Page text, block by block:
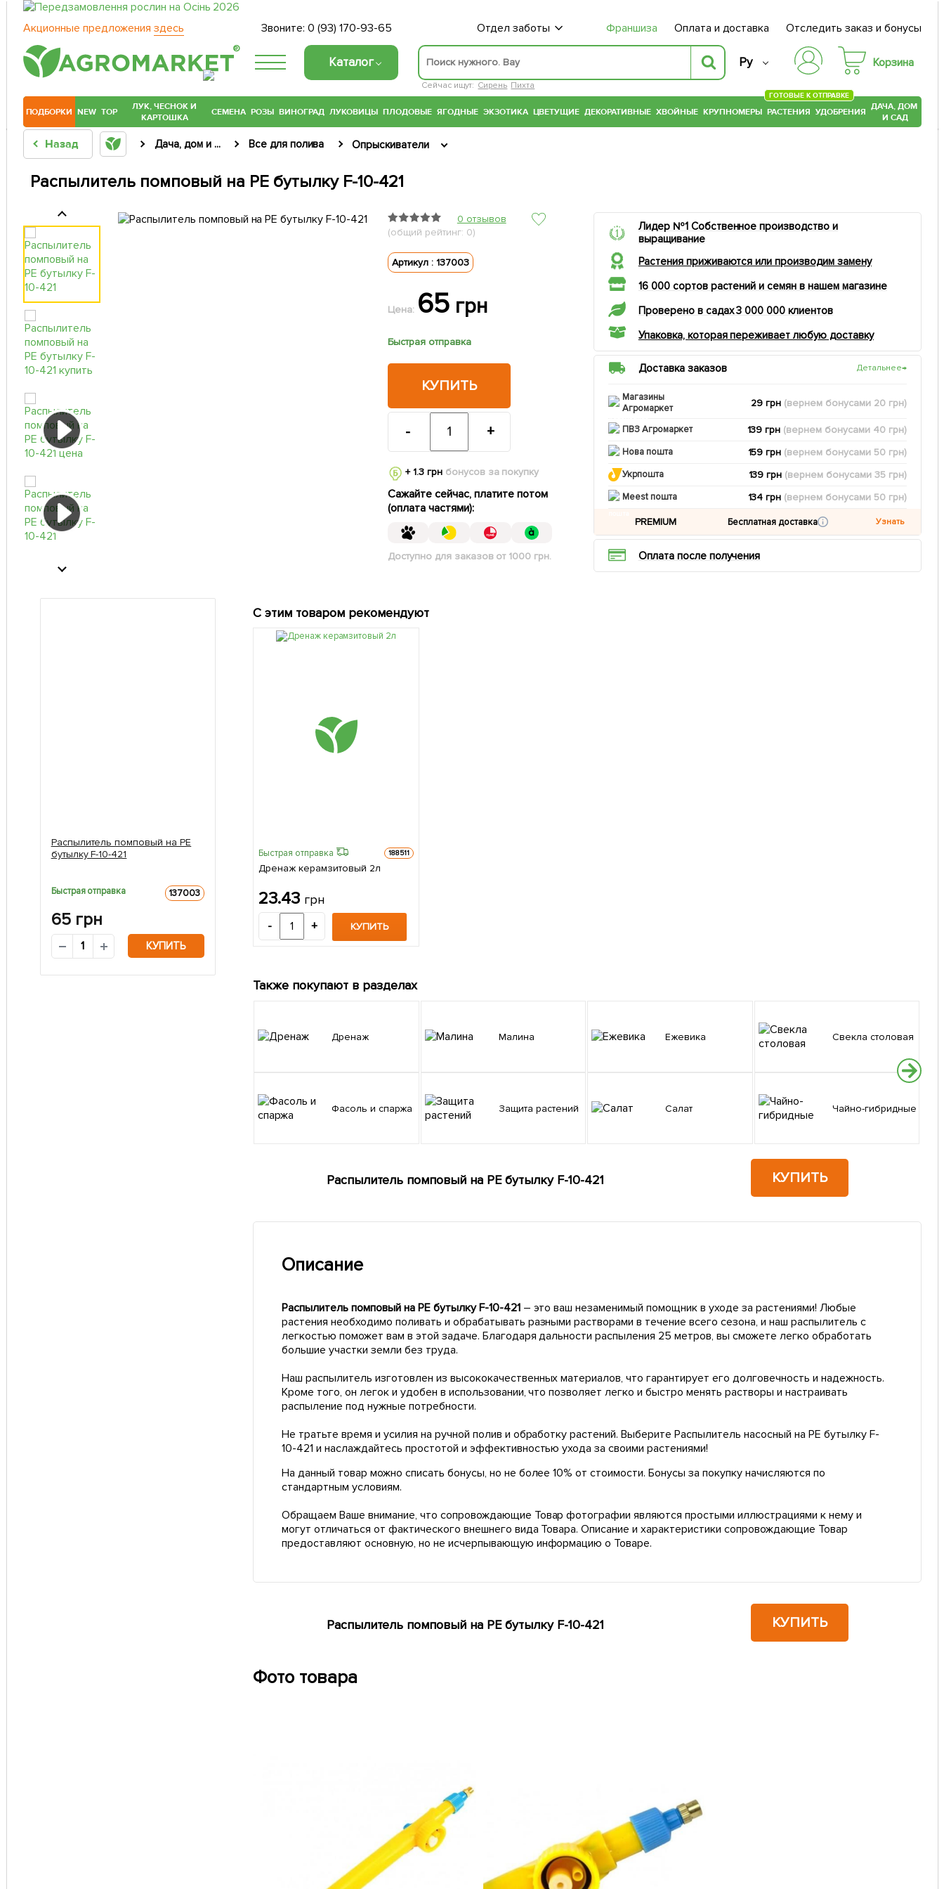
Акционные предложения здесь Звоните:0 (93) 170-93-65 Отдел заботы Франшиза Оплата и доставка Отследить заказ и бонусы
®
Каталог
Сейчас ищут: Сирень Пихта
Ру Корзина
ПОДБОРКИ NEW TOP
ЛУК, ЧЕСНОК И
КАРТОШКА
СЕМЕНА РОЗЫ ВИНОГРАД ЛУКОВИЦЫ ПЛОДОВЫЕ ЯГОДНЫЕ ЭКЗОТИКА ЦВЕТУЩИЕ ДЕКОРАТИВНЫЕ ХВОЙНЫЕ КРУПНОМЕРЫ РАСТЕНИЯ
ГОТОВЫЕ К ОТПРАВКЕ
УДОБРЕНИЯ ДАЧА, ДОМ
И САД
Назад Дача, дом и ... Все для полива Опрыскиватели
Распылитель помповый на PE бутылку F-10-421
0 отзывов
(общий рейтинг: 0)
Артикул : 137003
Цена: 65 грн
Быстрая отправка
КУПИТЬ
- +
+ 1.3 грнбонусов за покупку
Сажайте сейчас, платите потом
(оплата частями):
Доступно для заказов от 1000 грн.
Лидер №1 Собственное производство и
выращивание
Растения приживаются или производим замену
16 000 сортов растений и семян в нашем магазине
Проверено в садах 3 000 000 клиентов
Упаковка, которая переживает любую доставку
Доставка заказов Детальнее→
Магазины
Агромаркет
29 грн (вернем бонусами 20 грн)
ПВЗ Агромаркет 139 грн (вернем бонусами 40 грн)
Нова пошта 159 грн (вернем бонусами 50 грн)
Укрпошта 139 грн (вернем бонусами35 грн)
Meest пошта 134 грн (вернем бонусами 50 грн)
PREMIUM Бесплатная доставка Узнать
Оплата после получения
Распылитель помповый на PE
бутылку F-10-421
Быстрая отправка 137003
65грн
КУПИТЬ
С этим товаром рекомендуют
Быстрая отправка 188511
Дренаж керамзитовый 2л
23.43 грн
- + КУПИТЬ
Также покупают в разделах
Дренаж
Фасоль и спаржа
Малина
Защита растений
Ежевика
Салат
Свекла столовая
Чайно-гибридные
Распылитель помповый на PE бутылку F-10-421 КУПИТЬ
Описание
Распылитель помповый на PE бутылку F-10-421– это ваш незаменимый помощник в уходе за растениями! Любые
растения необходимо поливать и обрабатывать разными растворами в течение всего сезона, и наш распылитель с
легкостью поможет вам в этой задаче. Благодаря дальности распыления 25 метров, вы сможете легко обработать
большие участки земли без труда.
Наш распылитель изготовлен из высококачественных материалов, что гарантирует его долговечность и надежность.
Кроме того, он легок и удобен в использовании, что позволяет легко и быстро менять растворы и настраивать
распыление под нужные потребности.
Не тратьте время и усилия на ручной полив и обработку растений. Выберите Распылитель насосный на PE бутылку F-
10-421 и наслаждайтесь простотой и эффективностью ухода за своими растениями!
На данный товар можно списать бонусы, но не более 10% от стоимости. Бонусы за покупку начисляются по
стандартным условиям.
Обращаем Ваше внимание, что сопровождающие Товар фотографии являются простыми иллюстрациями к нему и
могут отличаться от фактического внешнего вида Товара. Описание и характеристики сопровождающие Товар
предоставляют основную, но не исчерпывающую информацию о Товаре.
Распылитель помповый на PE бутылку F-10-421 КУПИТЬ
Фото товара